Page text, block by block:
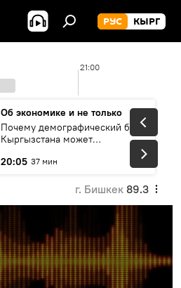
РУС КЫРГ
21:00
Об экономике и не только
Почему демографический бум
Кыргызстана может
превратиться в проблему и как
этого избежать
20:05 37 мин
г. Бишкек 89.3